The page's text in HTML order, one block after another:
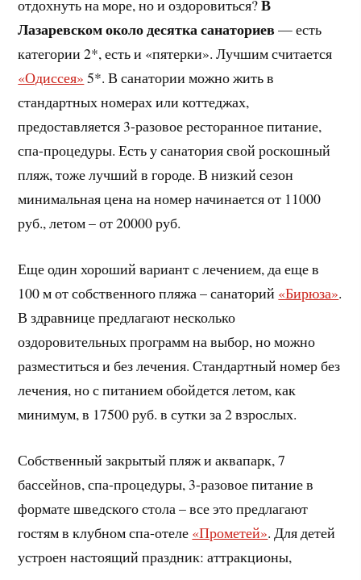
отдохнуть на море, но и оздоровиться?В
Лазаревском около десятка санаториев— есть
категории 2*, есть и «пятерки». Лучшим считается
«Одиссея» 5*. В санатории можно жить в
стандартных номерах или коттеджах,
предоставляется 3-разовое ресторанное питание,
спа-процедуры. Есть у санатория свой роскошный
пляж, тоже лучший в городе. В низкий сезон
минимальная цена на номер начинается от 11000
руб., летом – от 20000 руб.
Еще один хороший вариант с лечением, да еще в
100 м от собственного пляжа – санаторий «Бирюза».
В здравнице предлагают несколько
оздоровительных программ на выбор, но можно
разместиться и без лечения. Стандартный номер без
лечения, но с питанием обойдется летом, как
минимум, в 17500 руб. в сутки за 2 взрослых.
Собственный закрытый пляж и аквапарк, 7
бассейнов, спа-процедуры, 3-разовое питание в
формате шведского стола – все это предлагают
гостям в клубном спа-отеле «Прометей». Для детей
устроен настоящий праздник: аттракционы,